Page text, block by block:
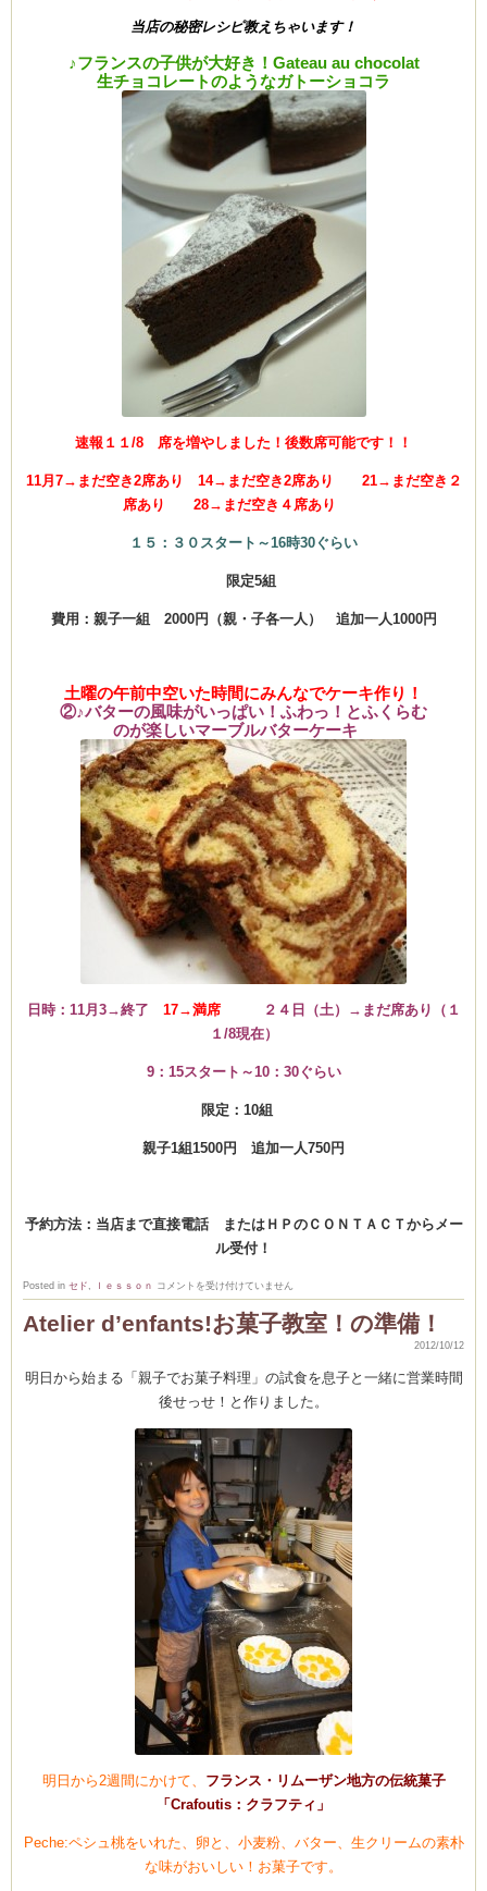
当店の秘密レシピ教えちゃいます！
♪フランスの子供が大好き！Gateau au chocolat
生チョコレートのようなガトーショコラ
速報１１/8 席を増やしました！後数席可能です！！
11月7→まだ空き2席あり 14→まだ空き2席あり 21→まだ空き２
席あり 28→まだ空き４席あり
１５：３０スタート～16時30ぐらい
限定5組
費用：親子一組 2000円（親・子各一人） 追加一人1000円
土曜の午前中空いた時間にみんなでケーキ作り！
②♪バターの風味がいっぱい！ふわっ！とふくらむ
のが楽しいマーブルバターケーキ
日時：11月3→終了 17→満席
２４日（土）→まだ席あり（１
１/8現在）
9：15スタート～10：30ぐらい
限定：10組
親子1組1500円 追加一人750円
予約方法：当店まで直接電話 またはＨＰのＣＯＮＴＡＣＴからメー
ル受付！
Posted in セド ｌｅｓｓｏｎ
Atelier
親
子
ラ
ン
ス
菓
作
り
11
月
編
は
コメントを受け付けていません
Atelier d’enfants!お菓子教室！の準備！
2012/10/12
明日から始まる「親子でお菓子料理」の試食を息子と一緒に営業時間
後せっせ！と作りました。
明日から2週間にかけて、 フランス・リムーザン地方の伝統菓子
「Crafoutis：クラフティ」
Peche:ペシュ桃をいれた、卵と、小麦粉、バター、生クリームの素朴
な味がおいしい！お菓子です。